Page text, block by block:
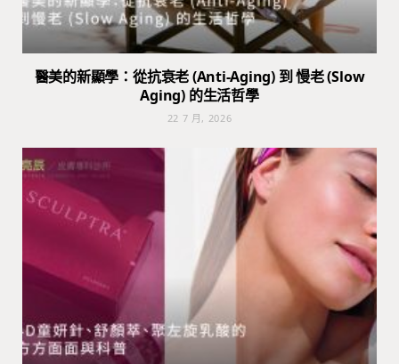
醫美的新顯學：從抗衰老 (Anti-Aging) 到 慢老 (Slow
Aging) 的生活哲學
22 7 月, 2026